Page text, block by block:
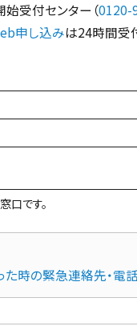
受付センター（0120-
申し込みは24時間受
です。
た時の緊急連絡先・電